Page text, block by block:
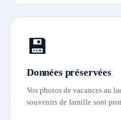
💾
Données préservées
Vos photos de vacances au
souvenirs de famille sont